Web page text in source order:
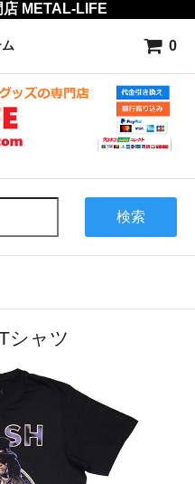
店 METAL-LIFE
0
検索
シャツ